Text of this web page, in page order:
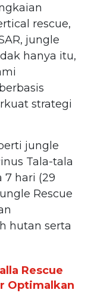
rescue,
jungle
hanya itu,
strategi
jungle
Tala-tala
7 hari (29
Rescue
hutan serta
Rescue
Optimalkan